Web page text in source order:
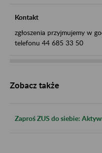
Kontakt
zgłoszenia przyjmujemy w
telefonu 44 685 33 50
Zobacz także
Zaproś ZUS do siebie: